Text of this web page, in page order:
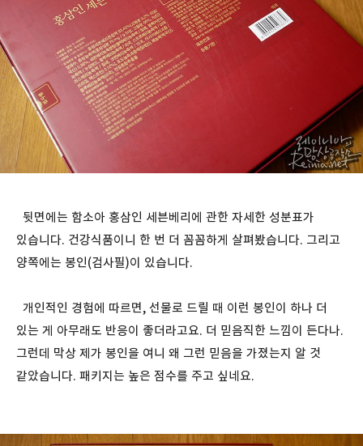
뒷면에는 함소아 홍삼인 세븐베리에 관한 자세한 성분표가
있습니다. 건강식품이니 한 번 더 꼼꼼하게 살펴봤습니다. 그리고
양쪽에는 봉인(검사필)이 있습니다.
개인적인 경험에 따르면, 선물로 드릴 때 이런 봉인이 하나 더
있는 게 아무래도 반응이 좋더라고요. 더 믿음직한 느낌이 든다나.
그런데 막상 제가 봉인을 여니 왜 그런 믿음을 가졌는지 알 것
같았습니다. 패키지는 높은 점수를 주고 싶네요.